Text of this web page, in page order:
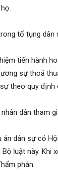
tố tụng dân
tiến hành
sự thoả
theo quy định
dân tham
án dân sự có
luật này. Khi
phán.